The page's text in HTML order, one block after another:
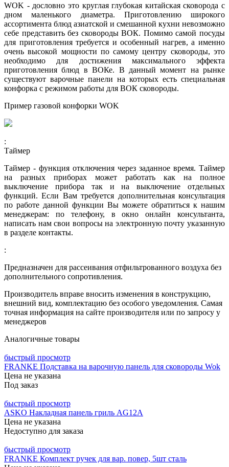
WOK - дословно это круглая глубокая китайская сковорода с
дном маленького диаметра. Приготовлению широкого
ассортимента блюд азиатской и смешанной кухни невозможно
себе представить без сковороды ВОК. Помимо самой посуды
для приготовления требуется и особенный нагрев, а именно
очень высокой мощности по самому центру сковороды, это
необходимо для достижения максимального эффекта
приготовления блюд в ВОКе. В данный момент на рынке
существуют варочные панели на которых есть специальная
конфорка с режимом работы для ВОК сковороды.
Пример газовой конфорки WOK
:
Таймер
Таймер - функция отключения через заданное время. Таймер
на разных приборах может работать как на полное
выключение прибора так и на выключение отдельных
функций. Если Вам требуется дополнительная консультация
по работе данной функции Вы можете обратиться к нашим
менеджерам: по телефону, в окно онлайн консультанта,
написать нам свои вопросы на электронную почту указанную
в разделе контакты.
:
Предназначен для рассеивания отфильтрованного воздуха без
дополнительного сопротивления.
Производитель вправе вносить изменения в конструкцию,
внешний вид, комплектацию без особого уведомления. Самая
точная информация на сайте производителя или по запросу у
менеджеров
Аналогичные товары
быстрый просмотр
FRANKE Подставка на варочную панель для сковороды Wok
Цена не указана
Под заказ
быстрый просмотр
ASKO Накладная панель гриль AG12A
Цена не указана
Недоступно для заказа
быстрый просмотр
FRANKE Комплект ручек для вар. повер, 5шт сталь